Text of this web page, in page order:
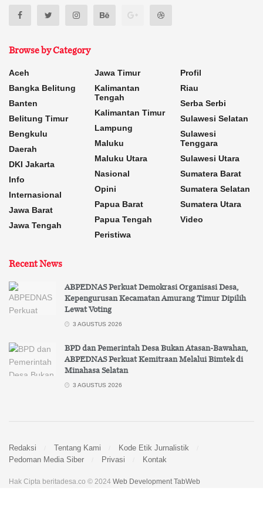
Browse by Category
Aceh
Bangka Belitung
Banten
Belitung Timur
Bengkulu
Daerah
DKI Jakarta
Info
Internasional
Jawa Barat
Jawa Tengah
Jawa Timur
Kalimantan
Tengah
Kalimantan Timur
Lampung
Maluku
Maluku Utara
Nasional
Opini
Papua Barat
Papua Tengah
Peristiwa
Profil
Riau
Serba Serbi
Sulawesi Selatan
Sulawesi
Tenggara
Sulawesi Utara
Sumatera Barat
Sumatera Selatan
Sumatera Utara
Video
Recent News
ABPEDNAS Perkuat Demokrasi Organisasi Desa,
Kepengurusan Kecamatan Amurang Timur Dipilih
Lewat Voting
3 AGUSTUS 2026
BPD dan Pemerintah Desa Bukan Atasan-Bawahan,
ABPEDNAS Perkuat Kemitraan Melalui Bimtek di
Minahasa Selatan
3 AGUSTUS 2026
Redaksi Tentang Kami
Kode Etik Jurnalistik
Pedoman Media Siber
Privasi Kontak
Hak Cipta beritadesa.co © 2024 Web Development TabWeb